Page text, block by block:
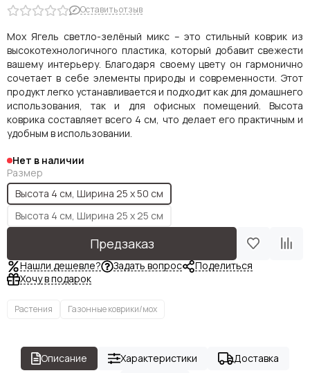
Оставить отзыв
Мох Ягель светло-зелёный микс – это стильный коврик из
высокотехнологичного пластика, который добавит свежести
вашему интерьеру. Благодаря своему цвету он гармонично
сочетает в себе элементы природы и современности. Этот
продукт легко устанавливается и подходит как для домашнего
использования, так и для офисных помещений. Высота
коврика составляет всего 4 см, что делает его практичным и
удобным в использовании.
Нет в наличии
Размер
Высота 4 см, Ширина 25 х 50 см
Высота 4 см, Ширина 25 х 25 см
Предзаказ
Нашли дешевле? Задать вопрос
Поделиться
Хочу в подарок
Растения Газонные коврики/мох
Описание Характеристики
Доставка